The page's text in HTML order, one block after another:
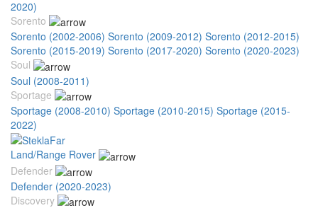
2020)
Sorento
Sorento (2002-2006) Sorento (2009-2012) Sorento (2012-2015)
Sorento (2015-2019) Sorento (2017-2020) Sorento (2020-2023)
Soul
Soul (2008-2011)
Sportage
Sportage (2008-2010) Sportage (2010-2015) Sportage (2015-
2022)
Land/Range Rover
Defender
Defender (2020-2023)
Discovery